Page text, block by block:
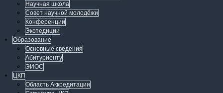
Научная школа
Совет научной молодёжи
Конференции
Экспедиции
Образование
Основные сведения
Абитуриенту
ЭИОС
ЦКП
Область Аккредитации